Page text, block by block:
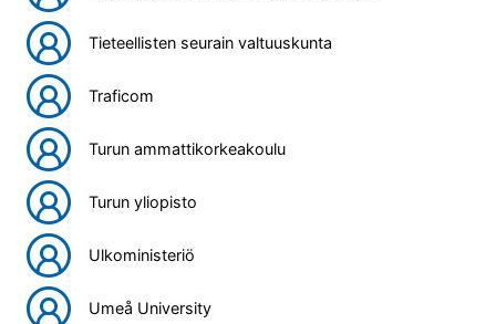
Tieteellisten seurain valtuuskunta
Traficom
Turun ammattikorkeakoulu
Turun yliopisto
Ulkoministeriö
Umeå University